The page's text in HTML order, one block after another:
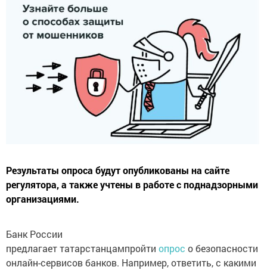
Результаты опроса будут опубликованы на сайте
регулятора, а также учтены в работе с поднадзорными
организациями.
Банк России
предлагает татарстанцампройти опрос о безопасности
онлайн-сервисов банков. Например, ответить, с какими